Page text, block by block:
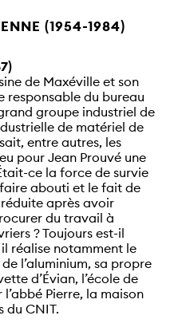
(1954-1984)
de Maxéville et son
responsable du bureau
groupe industriel de
de matériel de
entre autres, les
pour Jean Prouvé une
ce la force de survie
abouti et le fait de
après avoir
du travail à
? Toujours est-il
il réalise notamment le
l’aluminium, sa propre
d’Évian, l’école de
Pierre, la maison
du CNIT.